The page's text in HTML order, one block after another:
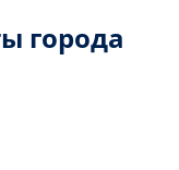
города